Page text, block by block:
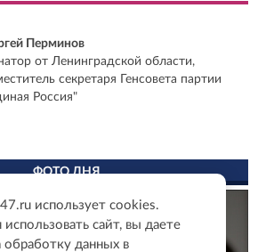
Перминов
от Ленинградской области,
секретаря Генсовета партии
Россия"
ФОТО ДНЯ
использует cookies.
сайт, вы даете
обработку данных в